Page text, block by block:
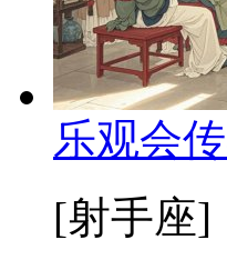
乐观会
[射手座]